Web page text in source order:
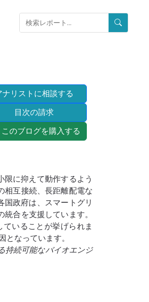
ナリストに相談する
目次の請求
このブログを購入する
に抑えて動作するよう
相互接続、長距離配電な
政府は、スマートグリ
合を支援しています。
いることが挙げられま
なっています。
持続可能なバイオエンジ